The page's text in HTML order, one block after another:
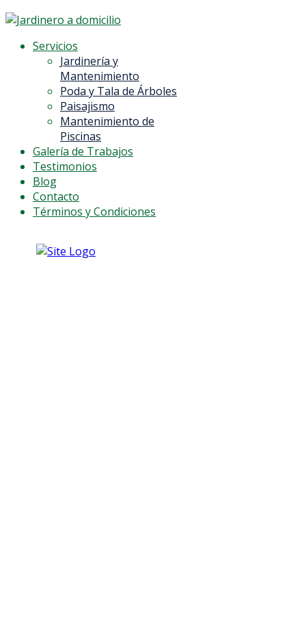
Servicios
Jardinería y
Mantenimiento
Poda y Tala de Árboles
Paisajismo
Mantenimiento de
Piscinas
Galería de Trabajos
Testimonios
Blog
Contacto
Términos y Condiciones